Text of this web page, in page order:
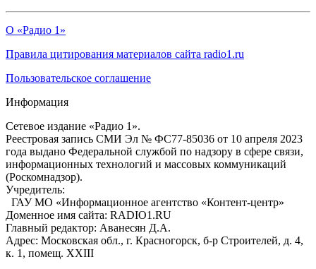
О «Радио 1»
Правила цитирования материалов сайта radio1.ru
Пользовательское соглашение
Информация
Сетевое издание «Радио 1».
Реестровая запись СМИ Эл № ФС77-85036 от 10 апреля 2023
года выдано Федеральной службой по надзору в сфере связи,
информационных технологий и массовых коммуникаций
(Роскомнадзор).
Учредитель:
ГАУ МО «Информационное агентство «Контент-центр»
Доменное имя сайта: RADIO1.RU
Главный редактор: Аванесян Д.А.
Адрес: Московская обл., г. Красногорск, б-р Строителей, д. 4,
к. 1, помещ. XXIII